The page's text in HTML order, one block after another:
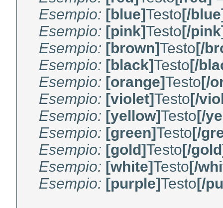
Esempio: [blue]Testo[/
Esempio: [pink]Testo[/
Esempio: [brown]Testo[/
Esempio: [black]Testo[/
Esempio: [orange]Testo[/
Esempio: [violet]Testo[/
Esempio: [yellow]Testo[/
Esempio: [green]Testo[/
Esempio: [gold]Testo[/
Esempio: [white]Testo[/
Esempio: [purple]Testo[/